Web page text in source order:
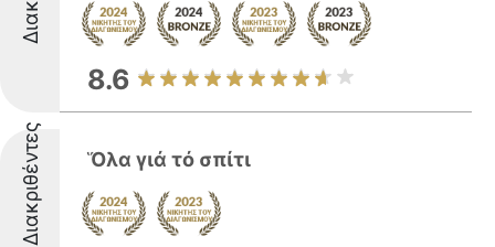
8.6
Διακριθέντες Ὅλα γιά τό σπίτι